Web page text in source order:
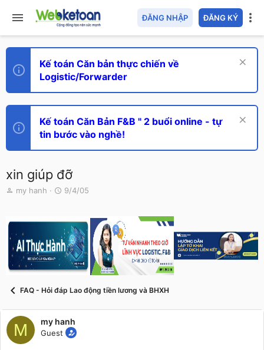
ĐĂNG NHẬP ĐĂNG KÝ
Kế toán Căn bản thực chiến về
Logistic/Forwarder
Kế toán Căn Bản F&B " 2 buổi online - tự
tin bước vào nghề!
xin giúp đỡ
T
e
a
d
s
a
r
my hanh
N
y
g
ử
i
9/4/05
FAQ - Hỏi đáp Lao động tiền lương và BHXH
M my hanh
Guest